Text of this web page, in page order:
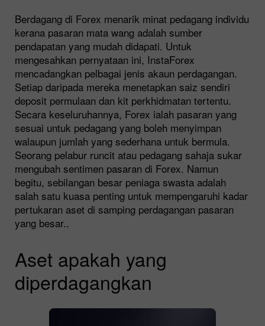
Berdagang di Forex menarik minat pedagang individu
kerana pasaran mata wang adalah sumber
pendapatan yang mudah didapati. Untuk
mengesahkan pernyataan ini, InstaForex
mencadangkan pelbagai jenis akaun perdagangan.
Setiap daripada mereka menetapkan saiz sendiri
deposit permulaan dan kit perkhidmatan tertentu.
Secara keseluruhannya, Forex ialah pasaran yang
sesuai untuk pedagang yang boleh menyimpan
walaupun jumlah yang sederhana untuk bermula.
Seorang pelabur runcit atau pedagang sahaja sukar
mengubah sentimen pasaran di Forex. Namun
begitu, sebilangan besar peniaga swasta adalah
salah satu kuasa penting untuk mempengaruhi kadar
pertukaran aset di samping perdagangan pasaran
yang besar..
Aset apakah yang
diperdagangkan